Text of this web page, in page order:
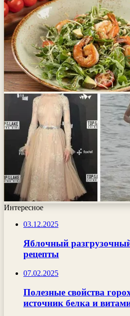
Интересное
03.12.2025
Яблочный
рецепты
07.02.2025
Полезные свойства
источник белка и